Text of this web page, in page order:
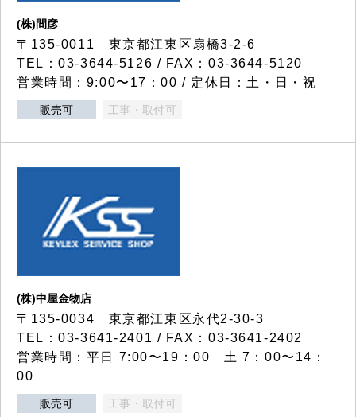
(株)間彦
〒135-0011 東京都江東区扇橋3-2-6
TEL：03-3644-5126 / FAX：03-3644-5120
営業時間：9:00〜17：00 / 定休日：土・日・祝
販売可 工事・取付可
(株)中屋金物店
〒135-0034 東京都江東区永代2-30-3
TEL：03-3641-2401 / FAX：03-3641-2402
営業時間：平日 7:00〜19：00 土 7：00〜14：
00
販売可 工事・取付可